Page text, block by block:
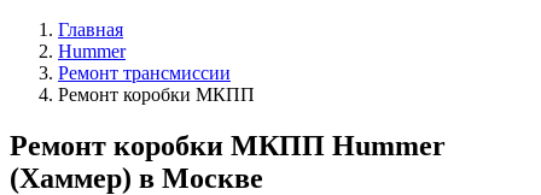
Главная
Hummer
Ремонт трансмиссии
Ремонт коробки МКПП
Ремонт коробки МКПП Hummer
(Хаммер) в Москве